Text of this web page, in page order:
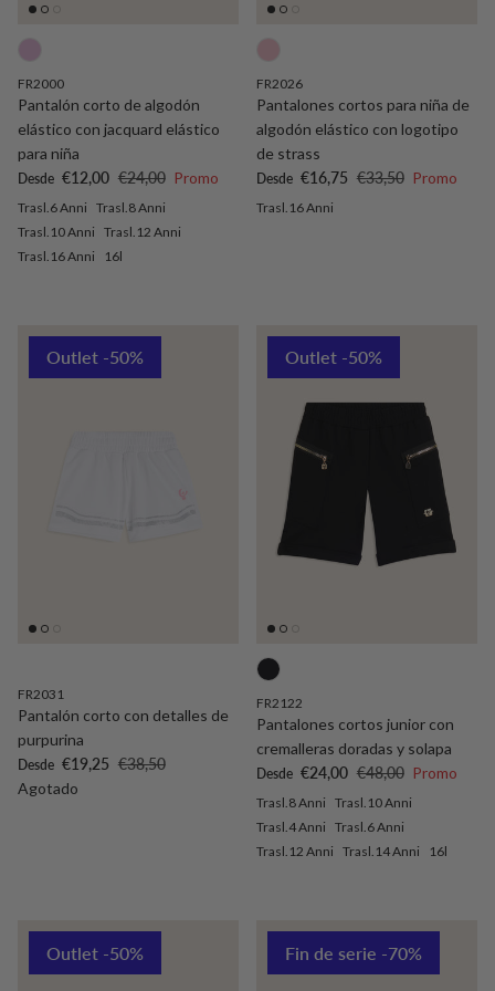
FR2000
Pantalón corto de algodón
elástico con jacquard elástico
para niña
Precio de venta
Desde €12,00 Precio normal
€24,00 Promo
Trasl.6 Anni Trasl.8 Anni
Trasl.10 Anni Trasl.12 Anni
Trasl.16 Anni
16l
FR2026
Pantalones cortos para niña de
algodón elástico con logotipo
de strass
Precio de venta
Desde €16,75 Precio normal
€33,50 Promo
Trasl.16 Anni
Outlet -50%
FR2031
Pantalón corto con detalles de
purpurina
Precio de venta
Desde €19,25 Precio normal
€38,50
Agotado
Outlet -50%
FR2122
Pantalones cortos junior con
cremalleras doradas y solapa
Precio de venta
Desde €24,00 Precio normal
€48,00 Promo
Trasl.8 Anni Trasl.10 Anni
Trasl.4 Anni Trasl.6 Anni
Trasl.12 Anni Trasl.14 Anni 16l
Outlet -50% Fin de serie -70%